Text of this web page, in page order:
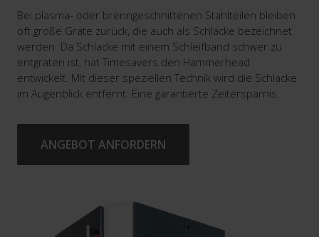
Bei plasma- oder brenngeschnittenen Stahlteilen bleiben
oft große Grate zurück, die auch als Schlacke bezeichnet
werden. Da Schlacke mit einem Schleifband schwer zu
entgraten ist, hat Timesavers den Hammerhead
entwickelt. Mit dieser speziellen Technik wird die Schlacke
im Augenblick entfernt. Eine garantierte Zeitersparnis.
ANGEBOT ANFORDERN